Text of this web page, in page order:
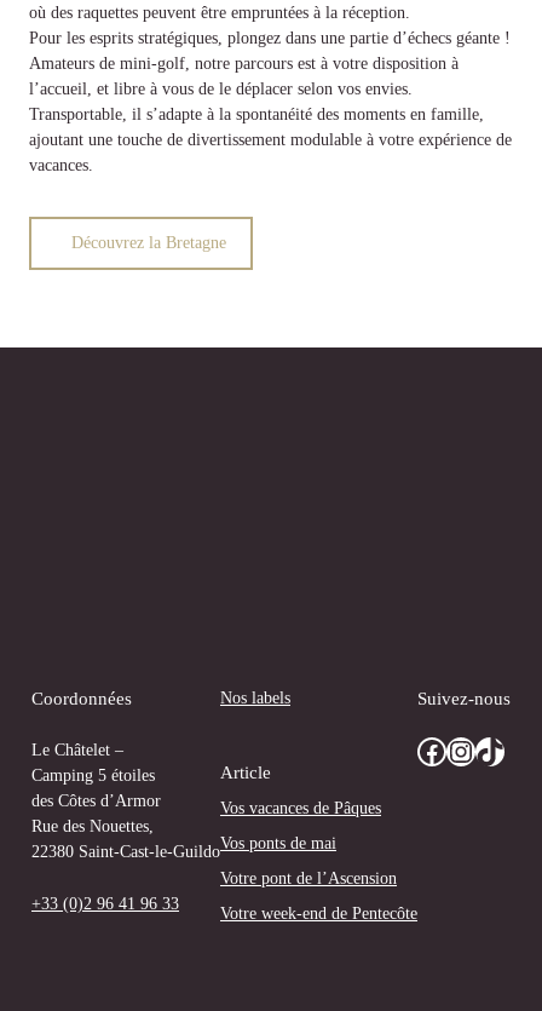
où des raquettes peuvent être empruntées à la réception.
Pour les esprits stratégiques, plongez dans une partie d’échecs géante !
Amateurs de mini-golf, notre parcours est à votre disposition à
l’accueil, et libre à vous de le déplacer selon vos envies.
Transportable, il s’adapte à la spontanéité des moments en famille,
ajoutant une touche de divertissement modulable à votre expérience de
vacances.
Découvrez la Bretagne
Coordonnées
Le Châtelet –
Camping 5 étoiles
des Côtes d’Armor
Rue des Nouettes,
22380 Saint-Cast-le-Guildo
+33 (0)2 96 41 96 33
Nos labels
Article
Vos vacances de Pâques
Vos ponts de mai
Votre pont de l’Ascension
Votre week-end de Pentecôte
Suivez-nous
Facebook InstagramTikTok